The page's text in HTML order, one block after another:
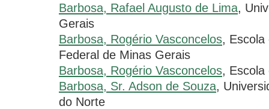
Barbosa, Rafael Augusto de Lima,
Gerais
Barbosa, Rogério Vasconcelos, Escola
Federal de Minas Gerais
Barbosa, Rogério Vasconcelos, Escola
Barbosa, Sr. Adson de Souza,
do Norte